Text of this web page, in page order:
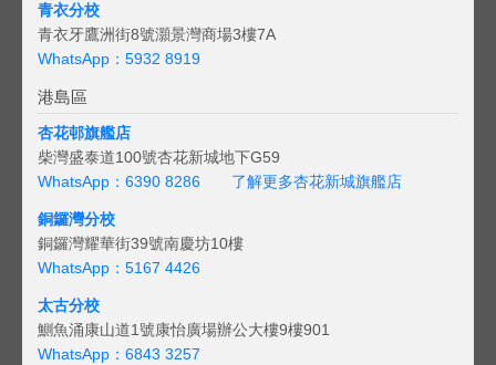
青衣分校
青衣牙鷹洲街8號灝景灣商場3樓7A
WhatsApp：5932 8919
港島區
杏花邨旗艦店
柴灣盛泰道100號杏花新城地下G59
WhatsApp：6390 8286
了解更多杏花新城旗艦店
銅鑼灣分校
銅鑼灣耀華街39號南慶坊10樓
WhatsApp：5167 4426
太古分校
鰂魚涌康山道1號康怡廣場辦公大樓9樓901
WhatsApp：6843 3257